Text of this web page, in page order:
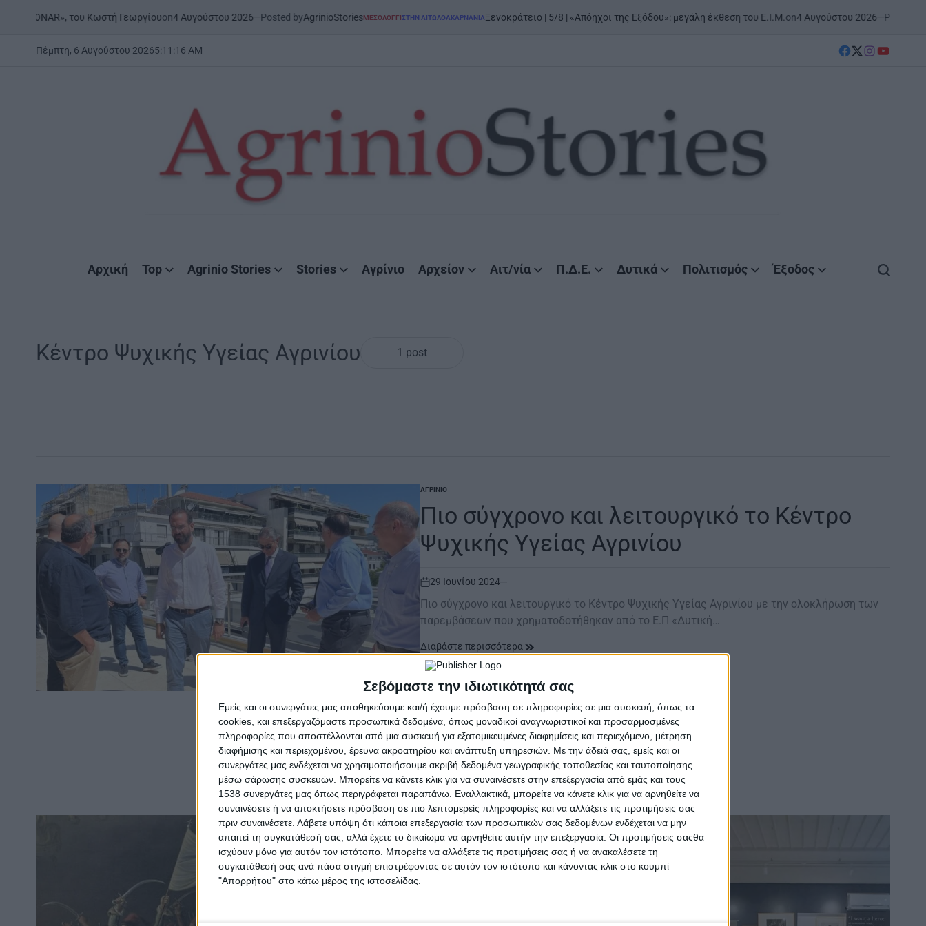
Σεβόμαστε την ιδιωτικότητά σας
Εμείς και οι συνεργάτες μας αποθηκεύουμε και/ή έχουμε πρόσβαση σε πληροφορίες σε μια συσκευή, όπως τα
cookies, και επεξεργαζόμαστε προσωπικά δεδομένα, όπως μοναδικοί αναγνωριστικοί και προσαρμοσμένες
πληροφορίες που αποστέλλονται από μια συσκευή για εξατομικευμένες διαφημίσεις και περιεχόμενο, μέτρηση
διαφήμισης και περιεχομένου, έρευνα ακροατηρίου και ανάπτυξη υπηρεσιών. Με την άδειά σας, εμείς και οι
συνεργάτες μας ενδέχεται να χρησιμοποιήσουμε ακριβή δεδομένα γεωγραφικής τοποθεσίας και ταυτοποίησης
μέσω σάρωσης συσκευών. Μπορείτε να κάνετε κλικ για να συναινέσετε στην επεξεργασία από εμάς και τους
1538 συνεργάτες μας όπως περιγράφεται παραπάνω. Εναλλακτικά, μπορείτε να κάνετε κλικ για να αρνηθείτε να
συναινέσετε ή να αποκτήσετε πρόσβαση σε πιο λεπτομερείς πληροφορίες και να αλλάξετε τις προτιμήσεις σας
πριν συναινέσετε. Λάβετε υπόψη ότι κάποια επεξεργασία των προσωπικών σας δεδομένων ενδέχεται να μην
απαιτεί τη συγκατάθεσή σας, αλλά έχετε το δικαίωμα να αρνηθείτε αυτήν την επεξεργασία. Οι προτιμήσεις σαςθα
ισχύουν μόνο για αυτόν τον ιστότοπο. Μπορείτε να αλλάξετε τις προτιμήσεις σας ή να ανακαλέσετε τη
συγκατάθεσή σας ανά πάσα στιγμή επιστρέφοντας σε αυτόν τον ιστότοπο και κάνοντας κλικ στο κουμπί
"Απορρήτου" στο κάτω μέρος της ιστοσελίδας.
του Κωστή Γεωργίουon4 Αυγούστου 2026 Posted byAgrinioStoriesPOSTED
ΜΕΣΟΛΌΓΓΙΣΤΗΝ ΑΙΤΩΛΟΑΚΑΡΝΑΝΊΑΞενοκράτειο | 5/8 | «Απόηχοι της Εξόδου»: μεγάλη έκθεση του Ε.Ι.Μ.on4 Αυγούστου 2026 Posted by
Πέμπτη, 6 Αυγούστου 20265:11 :17 AM
facebook
Twitter
instagram
YouTube
Αρχική Top Agrinio Stories Stories Αγρίνιο Αρχείον Αιτ/νία Π.Δ.Ε. Δυτικά Πολιτισμός Έξοδος
Κέντρο Ψυχικής Υγείας Αγρινίου 1 post
POSTED
ΑΓΡΊΝΙΟ
Πιο σύγχρονο και λειτουργικό το Κέντρο
Ψυχικής Υγείας Αγρινίου
on
29 Ιουνίου 2024
Πιο σύγχρονο και λειτουργικό το Κέντρο Ψυχικής Υγείας Αγρινίου με την ολοκλήρωση των
παρεμβάσεων που χρηματοδοτήθηκαν από το Ε.Π «Δυτική…
Διαβάστε περισσότερα